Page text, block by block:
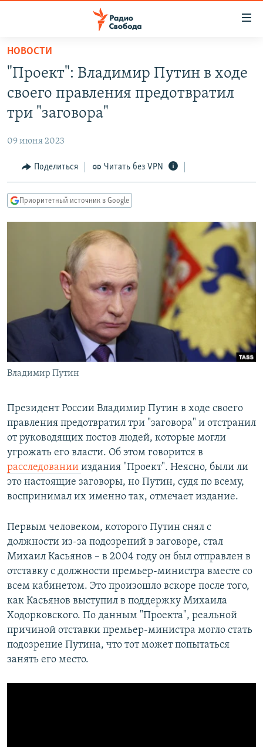
упрощенного
доступа
основному
Вернутся
Вернутся
ПРОГРАММЫ
ПОДКАСТЫ
АВТОРСКИЕ ПРОЕКТЫ
МНЕНИЯ
КУЛЬТУРА
КАВКАЗ.РЕАЛИИ
СИБИРЬ.РЕАЛИИ
РАСПИСАНИЕ ВЕЩАНИЯ
ПОДПИШИТЕСЬ НА РАССЫЛКУ
СОЦИАЛЬНЫЕ СЕТИ
Все сайты РСЕ/РС
НОВОСТИ
"Проект": Владимир Путин в ходе
своего правления предотвратил
три "заговора"
09 июня 2023
Поделиться Читать без VPN
Приоритетный источник в Google
Владимир Путин
Президент России Владимир Путин в ходе своего
правления предотвратил три "заговора" и отстранил
от руководящих постов людей, которые могли
угрожать его власти. Об этом говорится в
расследовании издания "Проект". Неясно, были ли
это настоящие заговоры, но Путин, судя по всему,
воспринимал их именно так, отмечает издание.
Первым человеком, которого Путин снял с
должности из-за подозрений в заговоре, стал
Михаил Касьянов – в 2004 году он был отправлен в
отставку с должности премьер-министра вместе со
всем кабинетом. Это произошло вскоре после того,
как Касьянов выступил в поддержку Михаила
Ходорковского. По данным "Проекта", реальной
причиной отставки премьер-министра могло стать
подозрение Путина, что тот может попытаться
занять его место.